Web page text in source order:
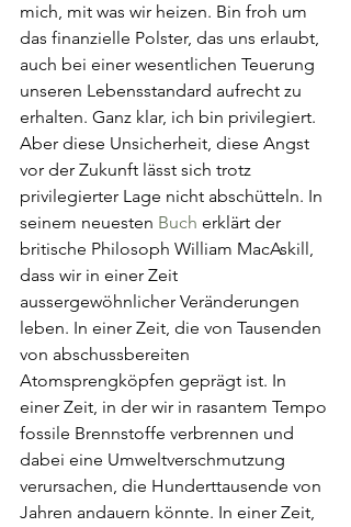
mich, mit was wir heizen. Bin froh um
das finanzielle Polster, das uns erlaubt,
auch bei einer wesentlichen Teuerung
unseren Lebensstandard aufrecht zu
erhalten. Ganz klar, ich bin privilegiert.
Aber diese Unsicherheit, diese Angst
vor der Zukunft lässt sich trotz
privilegierter Lage nicht abschütteln. In
seinem neuesten Buch erklärt der
britische Philosoph William MacAskill,
dass wir in einer Zeit
aussergewöhnlicher Veränderungen
leben. In einer Zeit, die von Tausenden
von abschussbereiten
Atomsprengköpfen geprägt ist. In
einer Zeit, in der wir in rasantem Tempo
fossile Brennstoffe verbrennen und
dabei eine Umweltverschmutzung
verursachen, die Hunderttausende von
Jahren andauern könnte. In einer Zeit,